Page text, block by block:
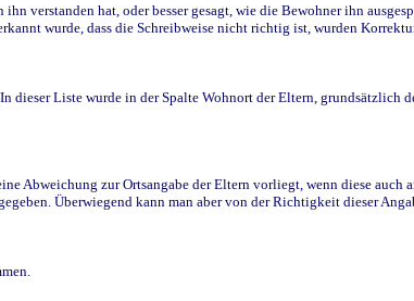
verstanden hat, oder besser gesagt, wie die Bewohner ihn
wurde, dass die Schreibweise nicht richtig ist, wurden
Liste wurde in der Spalte Wohnort der Eltern, grundsätzlich
Abweichung zur Ortsangabe der Eltern vorliegt, wenn diese auch
Überwiegend kann man aber von der Richtigkeit dieser